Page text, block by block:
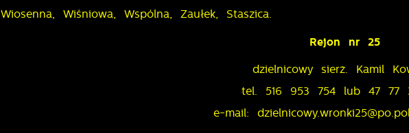
Wiosenna, Wiśniowa, Wspólna, Zaułek, Staszica.
Rejon nr 25
dzielnicowy sierż. Kamil
tel. 516 953 754 lub 47 77
e-mail:
internetowej i umożliwiają Ci komfortowe korzystanie z oferowanych
Pliki cookies odpowiadają na podejmowane przez Ciebie działania w